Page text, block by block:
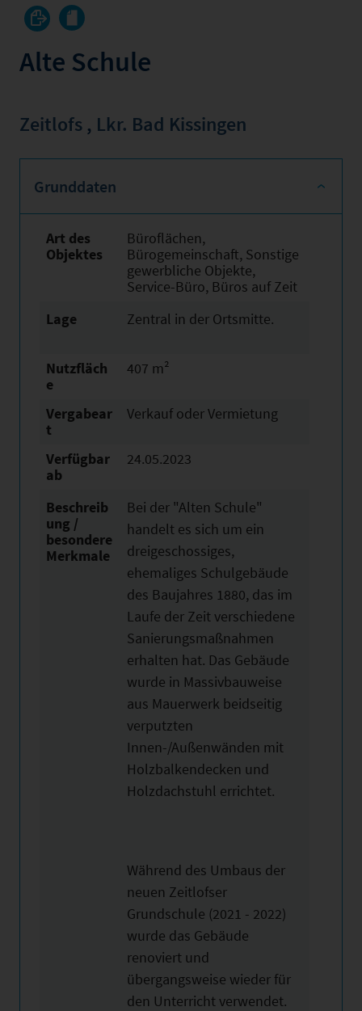
Alte Schule
Zeitlofs , Lkr. Bad Kissingen
Grunddaten
Art des
Objektes
Büroflächen,
Bürogemeinschaft, Sonstige
gewerbliche Objekte,
Service-Büro, Büros auf Zeit
Lage
Zentral in der Ortsmitte.
Nutzfläch
e
407 m²
Vergabear
t
Verkauf oder Vermietung
Verfügbar
ab
24.05.2023
Beschreib
ung /
besondere
Merkmale
Bei der "Alten Schule"
handelt es sich um ein
dreigeschossiges,
ehemaliges Schulgebäude
des Baujahres 1880, das im
Laufe der Zeit verschiedene
Sanierungsmaßnahmen
erhalten hat. Das Gebäude
wurde in Massivbauweise
aus Mauerwerk beidseitig
verputzten
Innen-/Außenwänden mit
Holzbalkendecken und
Holzdachstuhl errichtet.
Während des Umbaus der
neuen Zeitlofser
Grundschule (2021 - 2022)
wurde das Gebäude
renoviert und
übergangsweise wieder für
den Unterricht verwendet.